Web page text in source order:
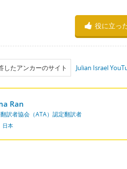
役に立っ
したアンカーのサイト Julian Israel
Ran
訳者協会（ATA）認定翻訳者
日本